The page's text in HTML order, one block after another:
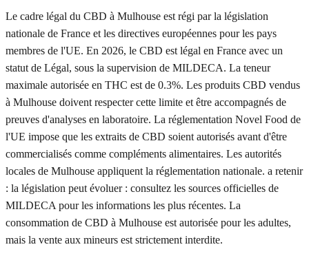
Le cadre légal du CBD à Mulhouse est régi par la législation
nationale de France et les directives européennes pour les pays
membres de l'UE. En 2026, le CBD est légal en France avec un
statut de Légal, sous la supervision de MILDECA. La teneur
maximale autorisée en THC est de 0.3%. Les produits CBD vendus
à Mulhouse doivent respecter cette limite et être accompagnés de
preuves d'analyses en laboratoire. La réglementation Novel Food de
l'UE impose que les extraits de CBD soient autorisés avant d'être
commercialisés comme compléments alimentaires. Les autorités
locales de Mulhouse appliquent la réglementation nationale. a retenir
: la législation peut évoluer : consultez les sources officielles de
MILDECA pour les informations les plus récentes. La
consommation de CBD à Mulhouse est autorisée pour les adultes,
mais la vente aux mineurs est strictement interdite.